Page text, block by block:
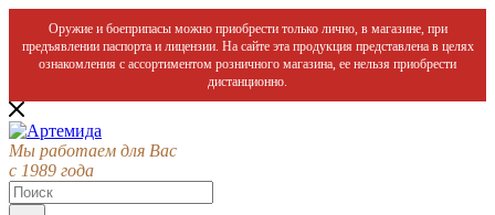
Оружие и боеприпасы можно приобрести только лично, в магазине, при
предъявлении паспорта и лицензии. На сайте эта продукция представлена в целях
ознакомления с ассортиментом розничного магазина, ее нельзя приобрести
дистанционно.
Мы работаем для Вас
с 1989 года